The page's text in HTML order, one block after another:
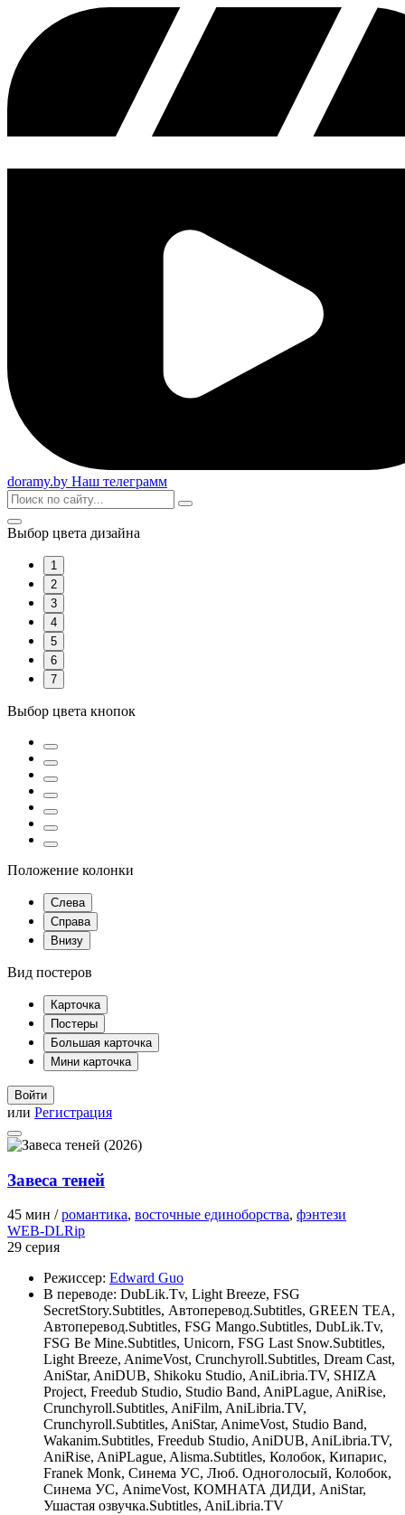
doramy.by Наш телеграмм
Выбор цвета дизайна
1
2
3
4
5
6
7
Выбор цвета кнопок
Положение колонки
Слева
Справа
Внизу
Вид постеров
Карточка
Постеры
Большая карточка
Мини карточка
Войти
или Регистрация
Завеса теней
45 мин /романтика, восточные единоборства, фэнтези
WEB-DLRip
29 серия
Режиссер: Edward Guo
В переводе: DubLik.Tv, Light Breeze, FSG
SecretStory.Subtitles, Автоперевод.Subtitles, GREEN TEA,
Автоперевод.Subtitles, FSG Mango.Subtitles, DubLik.Tv,
FSG Be Mine.Subtitles, Unicorn, FSG Last Snow.Subtitles,
Light Breeze, AnimeVost, Crunchyroll.Subtitles, Dream Cast,
AniStar, AniDUB, Shikoku Studio, AniLibria.TV, SHIZA
Project, Freedub Studio, Studio Band, AniPLague, AniRise,
Crunchyroll.Subtitles, AniFilm, AniLibria.TV,
Crunchyroll.Subtitles, AniStar, AnimeVost, Studio Band,
Wakanim.Subtitles, Freedub Studio, AniDUB, AniLibria.TV,
AniRise, AniPLague, Alisma.Subtitles, Колобок, Кипарис,
Franek Monk, Синема УС, Люб. Одноголосый, Колобок,
Синема УС, AnimeVost, КОМНАТА ДИДИ, AniStar,
Ушастая озвучка.Subtitles, AniLibria.TV